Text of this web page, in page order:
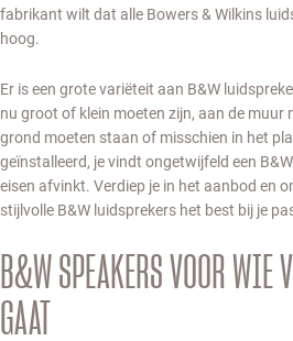
fabrikant wilt dat alle Bowers & Wilkins
hoog.
Er is een grote variëteit aan B&W
nu groot of klein moeten zijn, aan de muur
grond moeten staan of misschien in het
geïnstalleerd, je vindt ongetwijfeld een
eisen afvinkt. Verdiep je in het aanbod en
stijlvolle B&W luidsprekers het best bij je
B&W SPEAKERS VOOR WIE